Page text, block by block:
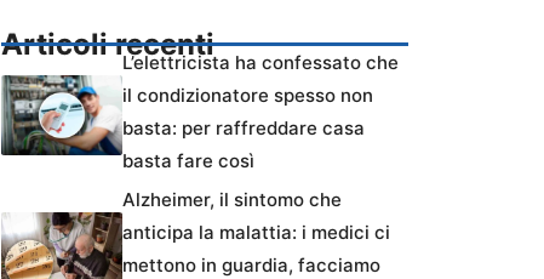
Articoli recenti
L’elettricista ha confessato che
il condizionatore spesso non
basta: per raffreddare casa
basta fare così
Alzheimer, il sintomo che
anticipa la malattia: i medici ci
mettono in guardia, facciamo